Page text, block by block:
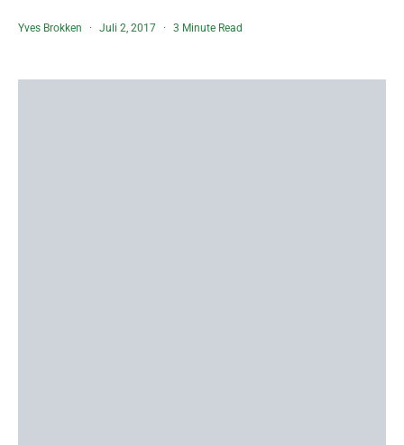
Yves Brokken Juli 2, 2017 3 Minute Read